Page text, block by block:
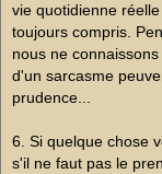
vie quotidienne
toujours compris.
nous ne
d'un sarcasme
prudence...
6. Si quelque chose
s'il ne faut pas le